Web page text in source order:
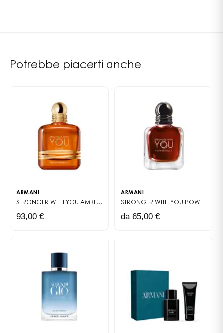
Potrebbe piacerti anche
ARMANI
STRONGER WITH YOU AMBER EAU DE PARFUM
93,00 €
ARMANI
STRONGER WITH YOU POWERFULLY
da 65,00 €